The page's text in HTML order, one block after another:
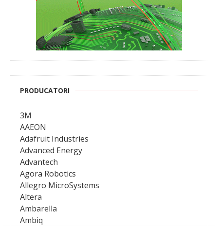
PRODUCATORI
3M
AAEON
Adafruit Industries
Advanced Energy
Advantech
Agora Robotics
Allegro MicroSystems
Altera
Ambarella
Ambiq